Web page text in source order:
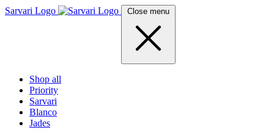
Sarvari Logo Close menu
Shop all
Priority
Sarvari
Blanco
Jades